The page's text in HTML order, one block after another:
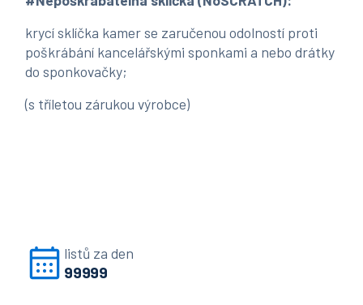
listů za den
99999
krycí sklíčka kamer se zaručenou odolností proti
poškrábání kancelářskými sponkami a nebo drátky
do sponkovačky;
(s tříletou zárukou výrobce)